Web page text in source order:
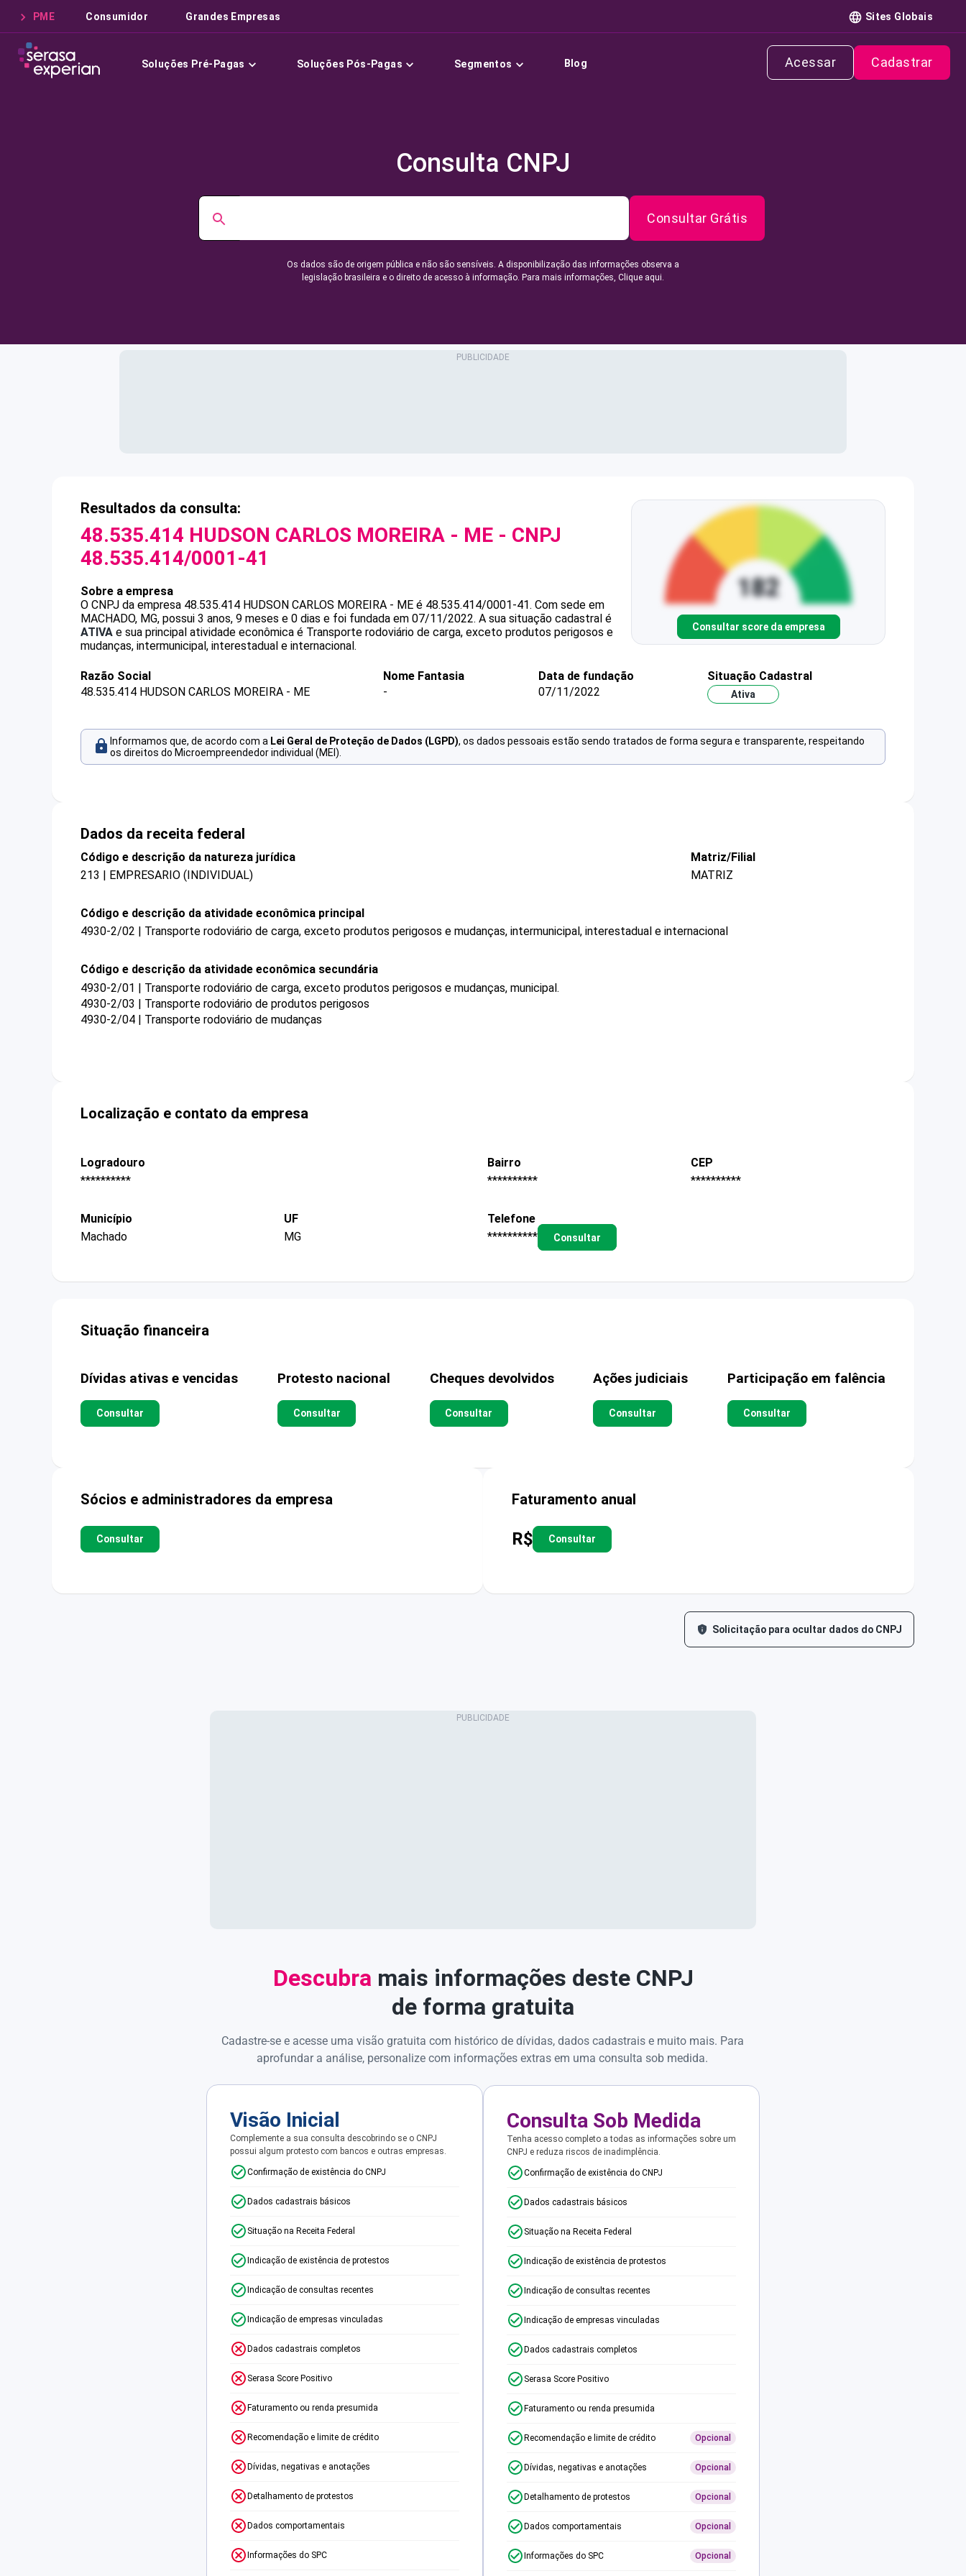
PME Consumidor Grandes Empresas Sites Globais
Soluções Pré-Pagas Soluções Pós-Pagas Segmentos Blog Acessar Cadastrar
Consulta CNPJ
Consultar Grátis
Os dados são de origem pública e não são sensíveis. A disponibilização das informações observa a
legislação brasileira e o direito de acesso à informação. Para mais informações, Clique aqui.
Resultados da consulta:
48.535.414 HUDSON CARLOS MOREIRA - ME - CNPJ
48.535.414/0001-41
Sobre a empresa
O CNPJ da empresa 48.535.414 HUDSON CARLOS MOREIRA - ME é 48.535.414/0001-41. Com sede em
MACHADO, MG, possui 3 anos, 9 meses e 0 dias e foi fundada em 07/11/2022. A sua situação cadastral é
ATIVA e sua principal atividade econômica é Transporte rodoviário de carga, exceto produtos perigosos e
mudanças, intermunicipal, interestadual e internacional.
Consultar score da empresa
Razão Social
48.535.414 HUDSON CARLOS MOREIRA - ME
Nome Fantasia
-
Data de fundação
07/11/2022
Situação Cadastral
Ativa
Informamos que, de acordo com a Lei Geral de Proteção de Dados (LGPD), os dados pessoais estão sendo tratados de forma segura e transparente, respeitando
os direitos do Microempreendedor individual (MEI).
Dados da receita federal
Código e descrição da natureza jurídica
213 | EMPRESARIO (INDIVIDUAL)
Matriz/Filial
MATRIZ
Código e descrição da atividade econômica principal
4930-2/02 | Transporte rodoviário de carga, exceto produtos perigosos e mudanças, intermunicipal, interestadual e internacional
Código e descrição da atividade econômica secundária
4930-2/01 | Transporte rodoviário de carga, exceto produtos perigosos e mudanças, municipal.
4930-2/03 | Transporte rodoviário de produtos perigosos
4930-2/04 | Transporte rodoviário de mudanças
Localização e contato da empresa
Logradouro
**********
Bairro
**********
CEP
**********
Município
Machado
UF
MG
Telefone
**********
Consultar
Situação financeira
Dívidas ativas e vencidas
Consultar
Protesto nacional
Consultar
Cheques devolvidos
Consultar
Ações judiciais
Consultar
Participação em falência
Consultar
Sócios e administradores da empresa
Consultar
Faturamento anual
R$ Consultar
Solicitação para ocultar dados do CNPJ
Descubra mais informações deste CNPJ
de forma gratuita
Cadastre-se e acesse uma visão gratuita com histórico de dívidas, dados cadastrais e muito mais. Para
aprofundar a análise, personalize com informações extras em uma consulta sob medida.
Visão Inicial
Complemente a sua consulta descobrindo se o CNPJ
possui algum protesto com bancos e outras empresas.
Confirmação de existência do CNPJ
Dados cadastrais básicos
Situação na Receita Federal
Indicação de existência de protestos
Indicação de consultas recentes
Indicação de empresas vinculadas
Dados cadastrais completos
Serasa Score Positivo
Faturamento ou renda presumida
Recomendação e limite de crédito
Dívidas, negativas e anotações
Detalhamento de protestos
Dados comportamentais
Informações do SPC
Consulta Sob Medida
Tenha acesso completo a todas as informações sobre um
CNPJ e reduza riscos de inadimplência.
Confirmação de existência do CNPJ
Dados cadastrais básicos
Situação na Receita Federal
Indicação de existência de protestos
Indicação de consultas recentes
Indicação de empresas vinculadas
Dados cadastrais completos
Serasa Score Positivo
Faturamento ou renda presumida
Recomendação e limite de crédito Opcional
Dívidas, negativas e anotações Opcional
Detalhamento de protestos Opcional
Dados comportamentais Opcional
Informações do SPC Opcional